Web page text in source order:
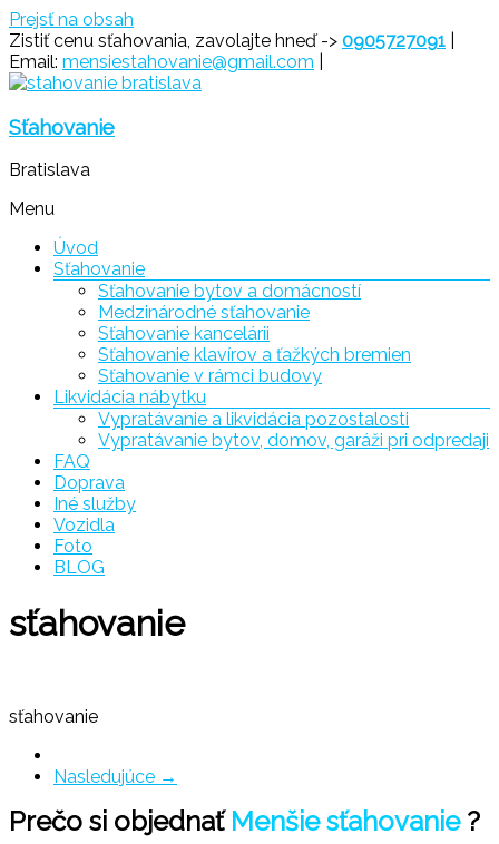
Prejsť na obsah
Zistiť cenu sťahovania, zavolajte hneď -> 0905727091
Email: mensiestahovanie@gmail.com
Sťahovanie
Bratislava
Menu
Úvod
Sťahovanie
Sťahovanie bytov a domácností
Medzinárodné sťahovanie
Sťahovanie kancelárii
Sťahovanie klavírov a ťažkých bremien
Sťahovanie v rámci budovy
Likvidácia nábytku
Vypratávanie a likvidácia pozostalosti
Vypratávanie bytov, domov, garáži pri odpredaji
FAQ
Doprava
Iné služby
Vozidla
Foto
BLOG
sťahovanie
sťahovanie
Nasledujúce →
Prečo si objednať Menšie sťahovanie ?